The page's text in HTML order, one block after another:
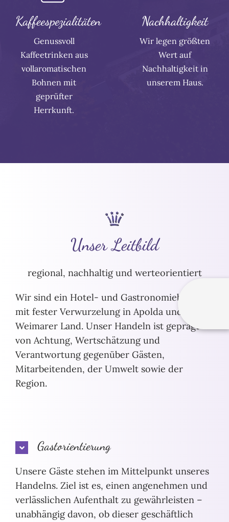
Kaffeespezialitäten
Genussvoll
Kaffeetrinken aus
vollaromatischen
Bohnen mit
geprüfter
Herrkunft.
Nachhaltigkeit
Wir legen größten
Wert auf
Nachhaltigkeit in
unserem Haus.
Unser Leitbild
regional, nachhaltig und werteorientiert
Wir sind ein Hotel- und Gastronomiebetrieb
mit fester Verwurzelung in Apolda und im
Weimarer Land. Unser Handeln ist geprägt
von Achtung, Wertschätzung und
Verantwortung gegenüber Gästen,
Mitarbeitenden, der Umwelt sowie der
Region.
Gastorientierung
Unsere Gäste stehen im Mittelpunkt unseres
Handelns. Ziel ist es, einen angenehmen und
verlässlichen Aufenthalt zu gewährleisten –
unabhängig davon, ob dieser geschäftlich